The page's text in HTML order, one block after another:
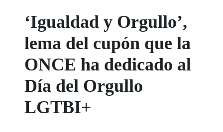
‘Igualdad y Orgullo’,
lema del cupón que la
ONCE ha dedicado al
Día del Orgullo
LGTBI+